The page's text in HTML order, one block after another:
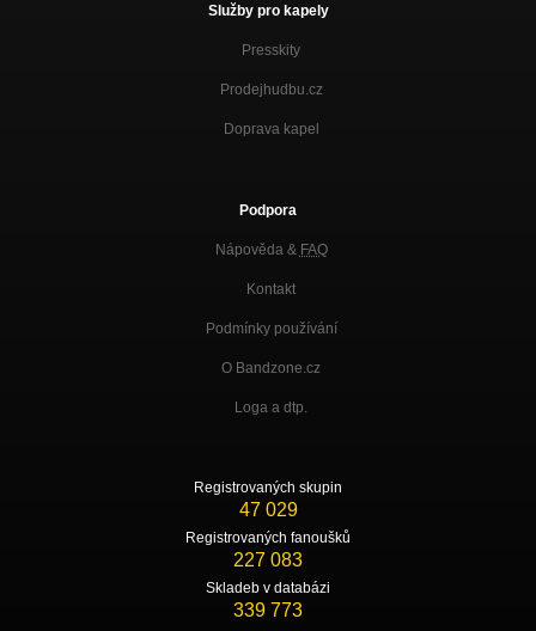
Služby pro kapely
Presskity
Prodejhudbu.cz
Doprava kapel
Podpora
Nápověda & FAQ
Kontakt
Podmínky používání
O Bandzone.cz
Loga a dtp.
Registrovaných skupin
47 029
Registrovaných fanoušků
227 083
Skladeb v databázi
339 773